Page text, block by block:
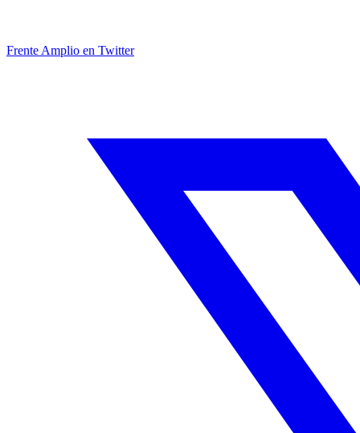
Frente Amplio en Twitter